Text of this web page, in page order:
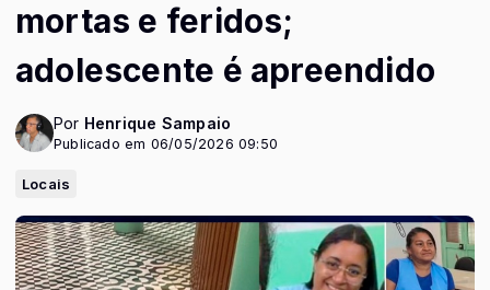
mortas e feridos;
adolescente é apreendido
Por Henrique Sampaio
Publicado em 06/05/2026 09:50
Locais